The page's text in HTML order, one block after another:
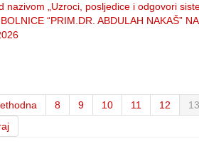
nazivom „Uzroci, posljedice i odgovori
“PRIM.DR. ABDULAH NAKAŠ”
8 9 10 11 12 13